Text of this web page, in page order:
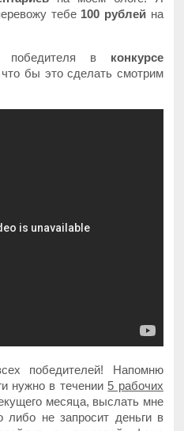
тебе 100 рублей на
победителя в конкурсе
бы это сделать смотрим
победителей! Напомню
нужно в течении 5 рабочих
месяца, выслать мне
либо не запросит деньги в